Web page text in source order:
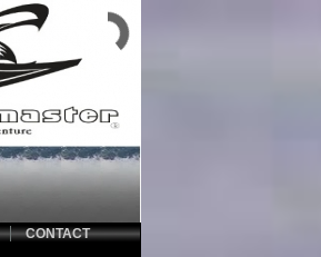
CONTACT